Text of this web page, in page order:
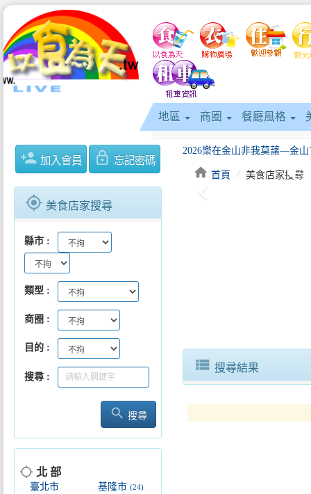
地區 商圈 餐廳風格
person_add 加入會員 lock_outline 忘記密碼
gps_fixed 美食店家搜尋
縣市
類型
商圈
目的
搜尋
search 搜尋
location_searching 北 部
臺北市 基隆市(24)
2026樂在金山非我莫藷—金山
home 首頁 美食店家搜尋
keyboard_arrow_left
view_list 搜尋結果